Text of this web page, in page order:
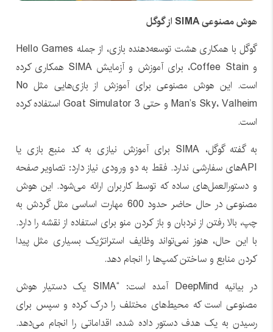
هوش مصنوعی SIMA از گوگل
گوگل با همکاری هشت توسعه‌دهنده بازی، از جمله Hello Games
و Coffee Stain، برای آموزش و آزمایش SIMA همکاری کرده
است. این هوش مصنوعی برای آموزش از بازی‌هایی مثل No
Man’s Sky، Valheim و حتی Goat Simulator 3 استفاده کرده
است.
به گفته گوگل، SIMA برای آموزش نیازی به کد منبع بازی یا
APIهای سفارشی ندارد. فقط به دو ورودی نیاز دارد: تصاویر صفحه
و دستورالعمل‌های ساده که توسط کاربران ارائه می‌شود. این هوش
مصنوعی در حال حاضر حدود 600 مهارت اساسی مثل گردش به
چپ، بالا رفتن از نردبان و باز کردن منو برای استفاده از نقشه را دارد.
با این حال، هنوز نمی‌تواند وظایف استراتژیک بسیاری مثل پیدا
کردن منابع و ساختن کمپ‌ها را انجام دهد.
در بیانیه DeepMind آمده است: “SIMA یک دستیار هوش
مصنوعی است که محیط‌های مختلف را درک کرده و سپس برای
رسیدن به یک هدف دستور داده شده، اقداماتی را انجام می‌دهد.